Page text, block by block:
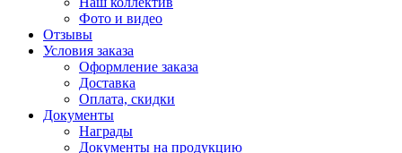
Фото и видео
Отзывы
Условия заказа
Оформление заказа
Доставка
Оплата, скидки
Документы
Награды
Документы на продукцию